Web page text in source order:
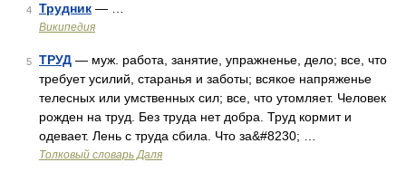
4 Трудник — …
Википедия
5 ТРУД — муж. работа, занятие, упражненье, дело; все, что
требует усилий, старанья и заботы; всякое напряженье
телесных или умственных сил; все, что утомляет. Человек
рожден на труд. Без труда нет добра. Труд кормит и
одевает. Лень с труда сбила. Что за&#8230; …
Толковый словарь Даля